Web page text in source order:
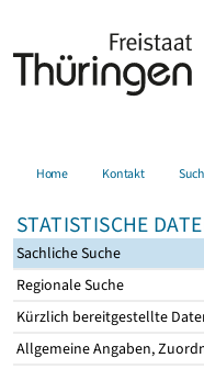
Home Kontakt
STATISTISCHE
Sachliche Suche
Regionale Suche
Kürzlich bereitgestellte
Allgemeine Angaben,